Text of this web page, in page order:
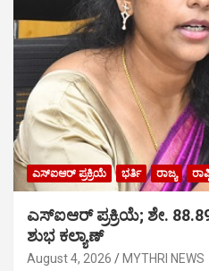
ಎಸ್‍ಐಆರ್ ಪ್ರಕ್ರಿಯೆ ಭರ್ತಿ ರಾಜ್ಯ
ಎಸ್‍ಐಆರ್ ಪ್ರಕ್ರಿಯೆ; ಶೇ.
ಶುಭ ಕಲ್ಯಾಣ್
August 4, 2026 MYTHRI NEWS